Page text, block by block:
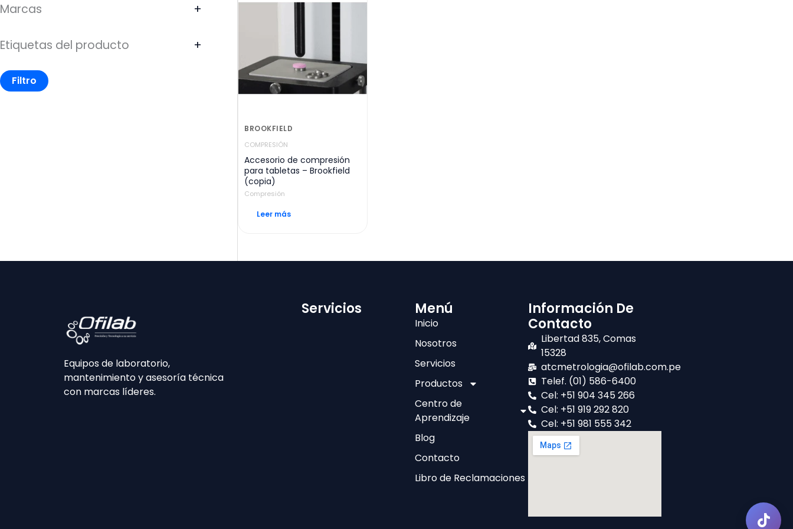
Marcas +
Etiquetas del producto +
Filtro
BROOKFIELD
COMPRESIÓN
Accesorio de compresión
para tabletas – Brookfield
(copia)
Compresión
Leer más
Equipos de laboratorio,
mantenimiento y asesoría técnica
con marcas líderes.
Servicios Menú
Inicio
Nosotros
Servicios
Productos
Centro de
Aprendizaje
Blog
Contacto
Libro de Reclamaciones
Información De
Contacto
Libertad 835, Comas
15328
atcmetrologia@ofilab.com.pe
Telef. (01) 586-6400
Cel: +51 904 345 266
Cel: +51 919 292 820
Cel: +51 981 555 342